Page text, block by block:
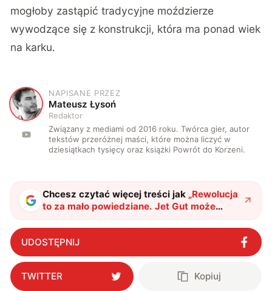
mogłoby zastąpić tradycyjne moździerze
wywodzące się z konstrukcji, która ma ponad wiek
na karku.
M
NAPISANE PRZEZ
Mateusz Łysoń
Redaktor
Związany z mediami od 2016 roku. Twórca gier, autor
tekstów przeróżnej maści, które można liczyć w
dziesiątkach tysięcy oraz książki Powrót do Korzeni.
Chcesz czytać więcej treści jak „Rewolucja
to za mało powiedziane. Jet Gut może
całkowicie zmienić współczesną broń"?
UDOSTĘPNIJ
TWITTER Kopiuj